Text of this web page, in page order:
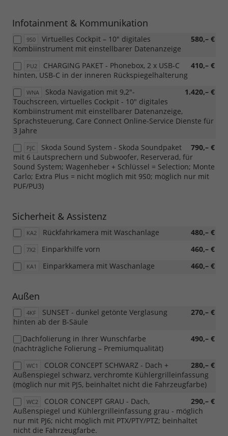
Infotainment & Kommunikation
9S0 580,– €
Virtuelles Cockpit – 10" digitales
Kombiinstrument mit einstellbarer Datenanzeige
PU2 410,– €
CHARGING PAKET - Phonebox, 2 x USB-C
hinten, USB-C in der inneren Rückspiegelhalterung
WNA 1.420,– €
Skoda Navigation mit 9,2"-
Touchscreen, virtuelles Cockpit - 10" digitales
Kombiinstrument mit einstellbarer Datenanzeige,
Sprachsteuerung, Care Connect Online-Service Dienste für
3 Jahre
PJC 790,– €
Skoda Sound System - Skoda Soundpaket
mit 6 Lautsprechern und Subwoofer, Reserverad, für
Sound System; Wagenheber + Schlüssel = Selection; Monte
Carlo; Extra Plus = nicht möglich mit 9S0; möglich nur mit
PUF/PU3)
Sicherheit & Assistenz
KA2 480,– €
Rückfahrkamera mit Waschanlage
7X2 460,– €
Einparkhilfe vorn
KA1 460,– €
Einparkkamera mit Waschanlage
Außen
4KF 270,– €
SUNSET - dunkel getönte Verglasung
hinten ab der B-Säule
490,– €
Dachfolierung in Ihrer Wunschfarbe
(nachträgliche Folierung – Premiumqualität)
WC1 280,– €
COLOR CONCEPT SCHWARZ - Dach +
Außenspiegel schwarz, verchromte Kühlergrilleinfassung
(möglich nur mit PJ5, beinhaltet nicht die Fahrzeugfarbe)
WC2 290,– €
COLOR CONCEPT GRAU - Dach,
Außenspiegel und Kühlergrilleinfassung grau - möglich
nur mit PJ6; nicht möglich mit PTX/PTY/PTZ; beinhaltet
nicht die Fahrzeugfarbe.